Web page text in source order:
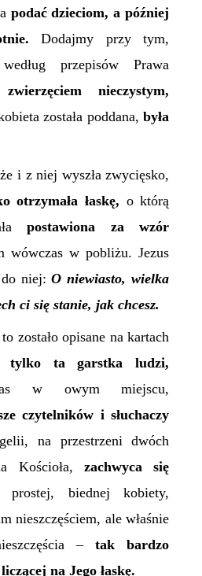
podać dzieciom, a później
Dodajmy przy tym,
przepisów Prawa
zwierzęciem nieczystym,
została poddana,była
i z niej wyszła zwycięsko,
otrzymała łaskę, o którą
postawiona za wzór
wówczas w pobliżu. Jezus
do niej:O niewiasto, wielka
ci się stanie, jak chcesz.
zostało opisane na kartach
tylko ta garstka ludzi,
w owym miejscu,
czytelników i słuchaczy
na przestrzeni dwóch
Kościoła, zachwyca się
biednej kobiety,
nieszczęściem, ale właśnie
–tak bardzo
na Jego łaskę.